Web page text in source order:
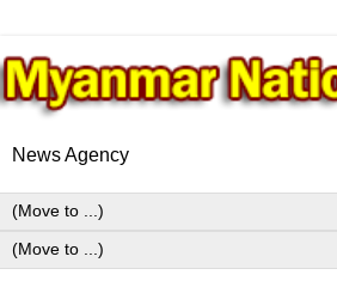
News Agency